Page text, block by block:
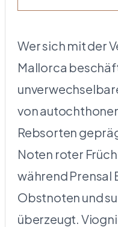
Wer sich mit der
Mallorca
von
Rebsorten
Noten roter
während Prensal
Obstnoten und
überzeugt.